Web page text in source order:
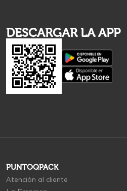
DESCARGAR LA APP
PUNTOQPACK
Atención al cliente